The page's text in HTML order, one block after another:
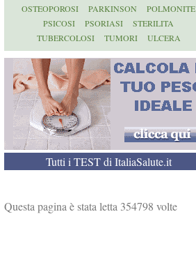
OSTEOPOROSI
PARKINSON
POLMONITE
PSICOSI
PSORIASI
STERILITA
TUBERCOLOSI
TUMORI ULCERA
Tutti i TEST di ItaliaSalute.it
Questa pagina è stata letta 354798 volte